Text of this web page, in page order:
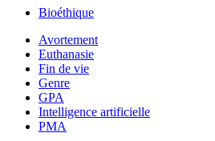
Bioéthique
Avortement
Euthanasie
Fin de vie
Genre
GPA
Intelligence artificielle
PMA